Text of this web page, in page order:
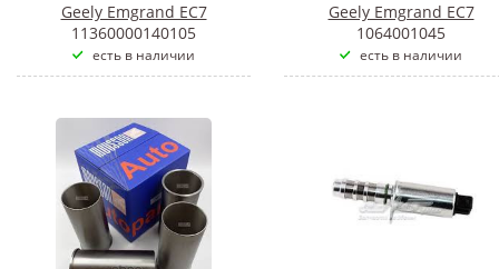
Geely Emgrand EC7
11360000140105
есть в наличии
Geely Emgrand EC7
1064001045
есть в наличии